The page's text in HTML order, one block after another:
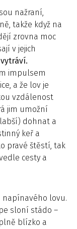
nažraní,
takže když na
zrovna moc
v jejich
impulsem
a že lov je
vzdálenost
jim umožní
dohnat a
keř a
pravé štěstí, tak
cesty a
napínavého lovu.
sloní stádo –
blízko a